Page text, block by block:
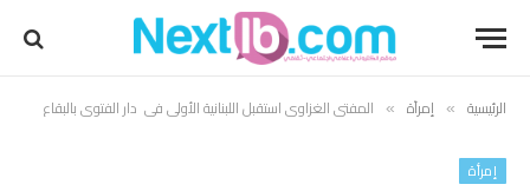
الرئيسية » إمرأة » المفتي الغزاوي استقبل اللبنانية الأولى في دار الفتوى بالبقاع
إمرأة